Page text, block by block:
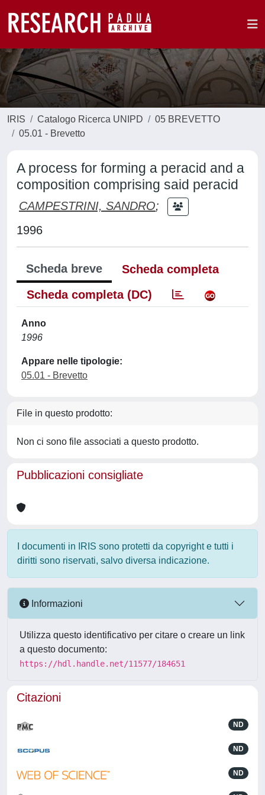
IRIS Catalogo Ricerca UNIPD
05 BREVETTO
05.01 - Brevetto
A process for forming a peracid and a
composition comprising said peracid
CAMPESTRINI, SANDRO;
1996
Scheda breve
Scheda completa
Scheda completa (DC)
Anno
1996
Appare nelle tipologie:
05.01 - Brevetto
File in questo prodotto:
Non ci sono file associati a questo prodotto.
Pubblicazioni consigliate
I documenti in IRIS sono protetti da copyright e tutti i
diritti sono riservati, salvo diversa indicazione.
Informazioni
Utilizza questo identificativo per citare o creare un link
a questo documento:
https://hdl.handle.net/11577/184651
Citazioni
ND
ND
ND